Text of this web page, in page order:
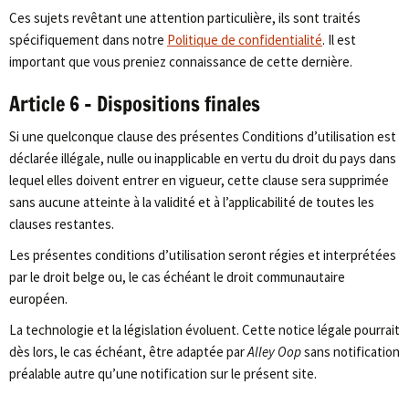
Ces sujets revêtant une attention particulière, ils sont traités
spécifiquement dans notre Politique de confidentialité. Il est
important que vous preniez connaissance de cette dernière.
Article 6 – Dispositions finales
Si une quelconque clause des présentes Conditions d’utilisation est
déclarée illégale, nulle ou inapplicable en vertu du droit du pays dans
lequel elles doivent entrer en vigueur, cette clause sera supprimée
sans aucune atteinte à la validité et à l’applicabilité de toutes les
clauses restantes.
Les présentes conditions d’utilisation seront régies et interprétées
par le droit belge ou, le cas échéant le droit communautaire
européen.
La technologie et la législation évoluent. Cette notice légale pourrait
dès lors, le cas échéant, être adaptée parAlley Oopsans notification
préalable autre qu’une notification sur le présent site.